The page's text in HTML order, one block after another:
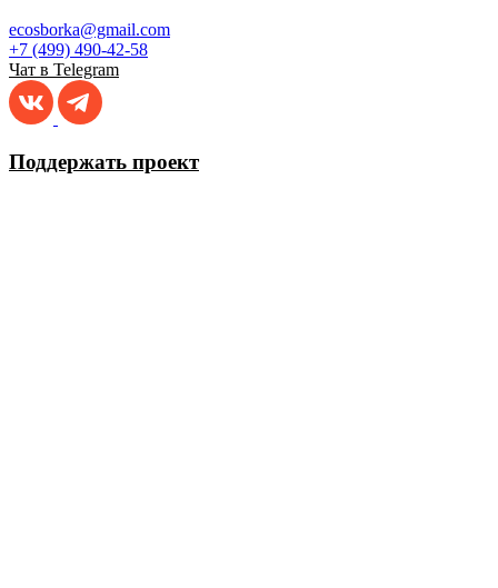
ecosborka@gmail.com
+7 (499) 490-42-58
Чат в Telegram
Поддержать проект